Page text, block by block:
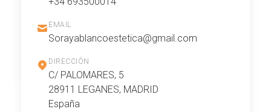
EMAIL
Sorayablancoestetica@gmail.com
DIRECCIÓN
C/ PALOMARES, 5
28911 LEGANES, MADRID
España